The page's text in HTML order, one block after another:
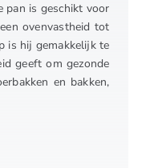
pan is geschikt voor
ovenvastheid tot
is hij gemakkelijk te
geeft om gezonde
en bakken,